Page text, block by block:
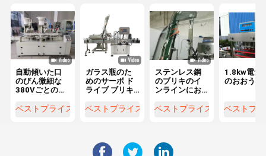
自動傾いた口
のびん微細な
380Vごとのお
ん
ベストプライス
ガラス瓶のた
めのサーボ ド
ライブ ブリキ
機械
ベストプライス
ステンレス鋼
のブリキのイ
ンラインにお
ーボ ドライブ
ベストプライス
1.8kw電気
のおおう機
ベストプ